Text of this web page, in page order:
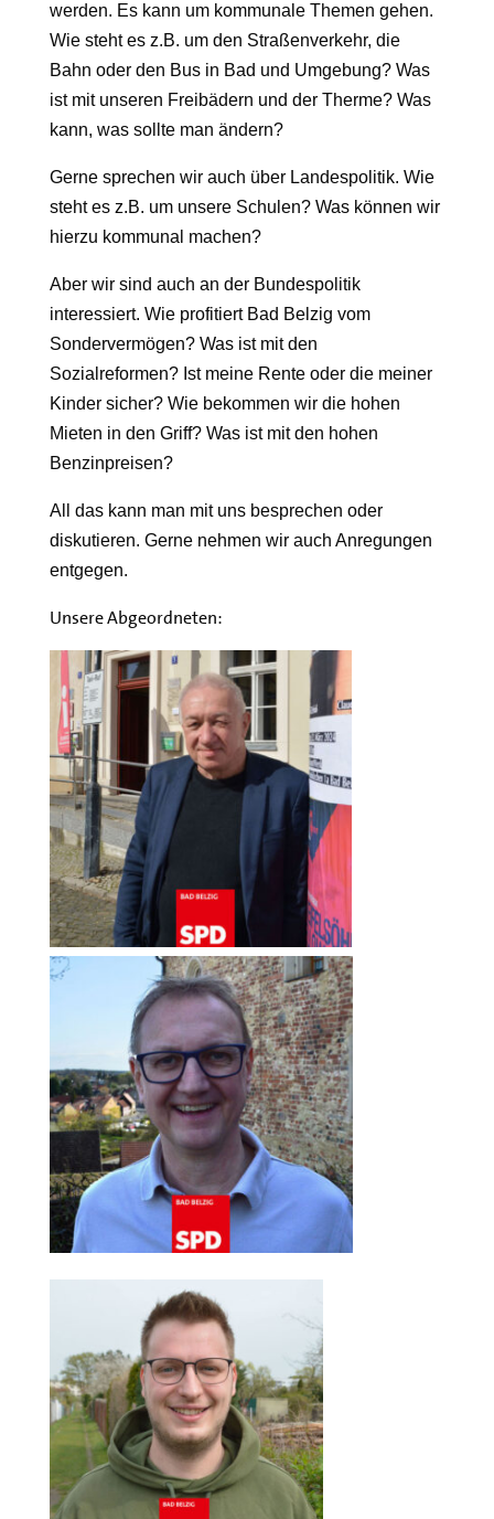
werden. Es kann um kommunale Themen gehen.
Wie steht es z.B. um den Straßenverkehr, die
Bahn oder den Bus in Bad und Umgebung? Was
ist mit unseren Freibädern und der Therme? Was
kann, was sollte man ändern?
Gerne sprechen wir auch über Landespolitik. Wie
steht es z.B. um unsere Schulen? Was können wir
hierzu kommunal machen?
Aber wir sind auch an der Bundespolitik
interessiert. Wie profitiert Bad Belzig vom
Sondervermögen? Was ist mit den
Sozialreformen? Ist meine Rente oder die meiner
Kinder sicher? Wie bekommen wir die hohen
Mieten in den Griff? Was ist mit den hohen
Benzinpreisen?
All das kann man mit uns besprechen oder
diskutieren. Gerne nehmen wir auch Anregungen
entgegen.
Unsere Abgeordneten: